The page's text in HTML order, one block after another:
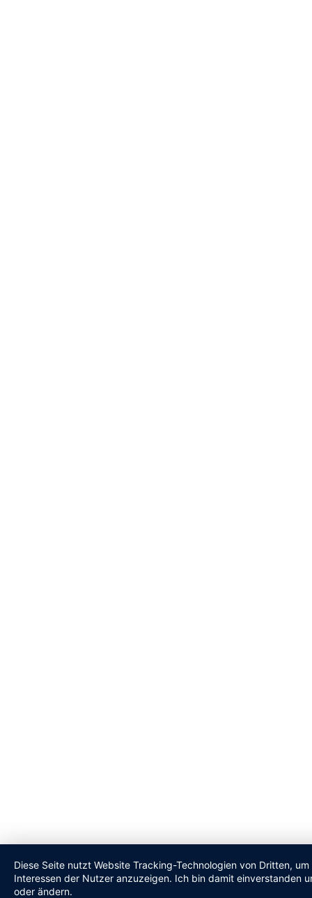
Diese Seite nutzt Website Tracking-Technologien von Dritten,
Interessen der Nutzer anzuzeigen. Ich bin damit einverstanden
oder ändern.